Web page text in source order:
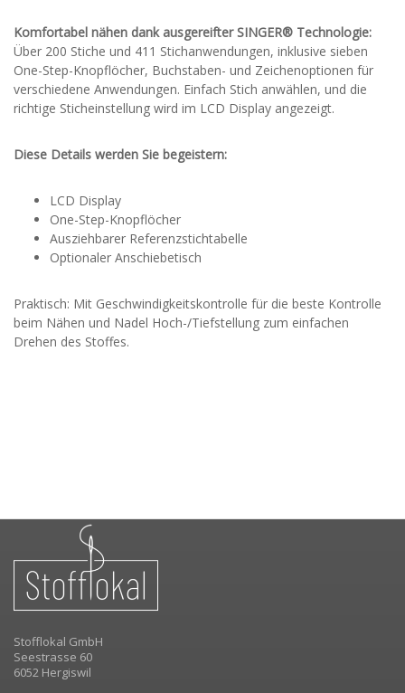
Komfortabel nähen dank ausgereifter SINGER® Technologie:
Über 200 Stiche und 411 Stichanwendungen, inklusive sieben
One-Step-Knopflöcher, Buchstaben- und Zeichenoptionen für
verschiedene Anwendungen. Einfach Stich anwählen, und die
richtige Sticheinstellung wird im LCD Display angezeigt.
Diese Details werden Sie begeistern:
LCD Display
One-Step-Knopflöcher
Ausziehbarer Referenzstichtabelle
Optionaler Anschiebetisch
Praktisch: Mit Geschwindigkeitskontrolle für die beste Kontrolle
beim Nähen und Nadel Hoch-/Tiefstellung zum einfachen
Drehen des Stoffes.
Stofflokal GmbH
Seestrasse 60
6052 Hergiswil